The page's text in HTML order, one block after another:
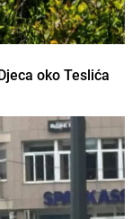
oko Teslića